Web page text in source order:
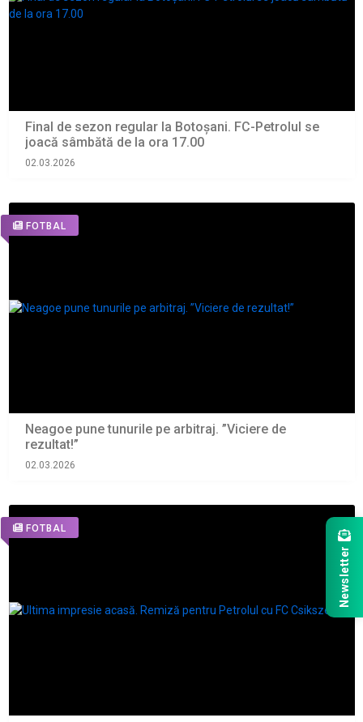
Final de sezon regular la Botoșani. FC-Petrolul se
joacă sâmbătă de la ora 17.00
02.03.2026
FOTBAL
Neagoe pune tunurile pe arbitraj. ”Viciere de
rezultat!”
02.03.2026
FOTBAL
Newsletter